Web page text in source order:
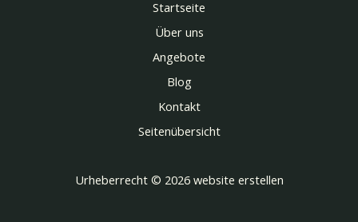
Startseite
Über uns
Angebote
Blog
Kontakt
Seitenübersicht
Urheberrecht © 2026 website erstellen